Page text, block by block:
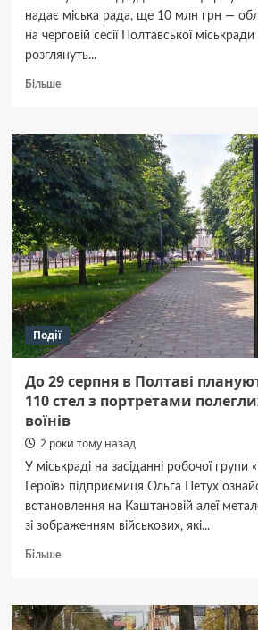
надає міська рада, ще 10 млн грн —
на черговій сесії Полтавської
розглянуть...
БільшеДокладніше
наприкінці
липня
Полтавська
міськрада
розгляне
питання
фінансування
ремонту
доріг
в старостатах
Події
До 29 серпня в Полтаві
110 стел з портретами
воїнів
2 роки тому назад
У міськраді на засіданні робочої групи
Героїв» підприємиця Ольга Петух
встановлення на Каштановій алеї
зі зображенням військових, які...
БільшеДокладніше
в Полтаві
планують